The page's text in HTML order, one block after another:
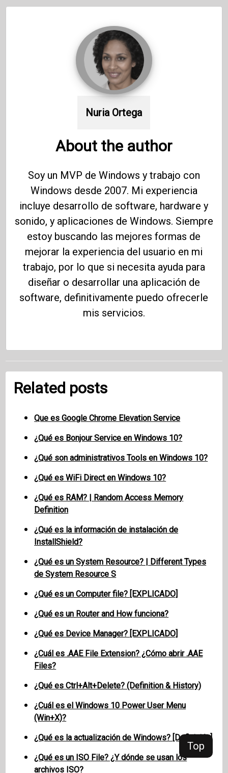
Top
Nuria Ortega
About the author
Soy un MVP de Windows y trabajo con
Windows desde 2007. Mi experiencia
incluye desarrollo de software, hardware y
sonido, y aplicaciones de Windows. Siempre
estoy buscando las mejores formas de
mejorar la experiencia del usuario en mi
trabajo, por lo que si necesita ayuda para
diseñar o desarrollar una aplicación de
software, definitivamente puedo ofrecerle
mis servicios.
Related posts
Que es Google Chrome Elevation Service
¿Qué es Bonjour Service en Windows 10?
¿Qué son administrativos Tools en Windows 10?
¿Qué es WiFi Direct en Windows 10?
¿Qué es RAM? | Random Access Memory
Definition
¿Qué es la información de instalación de
InstallShield?
¿Qué es un System Resource? | Different Types
de System Resource S
¿Qué es un Computer file? [EXPLICADO]
¿Qué es un Router and How funciona?
¿Qué es Device Manager? [EXPLICADO]
¿Cuál es .AAE File Extension? ¿Cómo abrir .AAE
Files?
¿Qué es Ctrl+Alt+Delete? (Definition & History)
¿Cuál es el Windows 10 Power User Menu
(Win+X)?
¿Qué es la actualización de Windows? [Definición]
¿Qué es un ISO File? ¿Y dónde se usan los
archivos ISO?